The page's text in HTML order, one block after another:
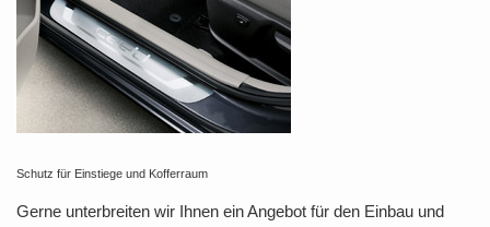
Schutz für Einstiege und Kofferraum
Gerne unterbreiten wir Ihnen ein Angebot für den Einbau und